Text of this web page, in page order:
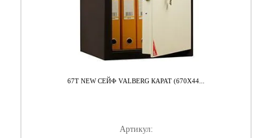
67T NEW СЕЙФ VALBERG КАРАТ (670X44...
Артикул: